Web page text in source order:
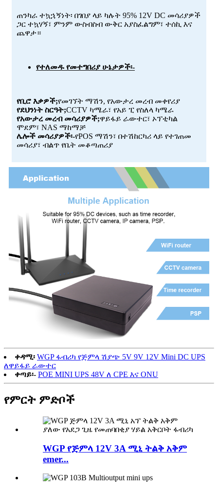
ጠንካራ ተኳኋኝነት፡ በገበያ ላይ ካሉት 95% 12V DC መሳሪያዎች
ጋር ተኳሃኝ፣ ምንም ውስብስብ ውቅር አያስፈልግም፣ ተሰኪ እና
ጨዋታ።
የተለመዱ የመተግበሪያ ሁኔታዎች፡-
የቢሮ እቃዎች;የመገኘት ማሽን, የአውታረ መረብ መቀየሪያ
የደህንነት ስርዓት;CCTV ካሜራ፣ የአይ ፒ የስለላ ካሜራ
የአውታረ መረብ መሳሪያዎች;ዋይፋይ ራውተር፣ ኦፕቲካል
ሞደም፣ NAS ማከማቻ
ሌሎች መሳሪያዎች፡-የPOS ማሽን፣ በተሽከርካሪ ላይ የተገጠመ
መሳሪያ፣ ብልጥ የቤት መቆጣጠሪያ
ቀዳሚ፡ WGP ፋብሪካ የጅምላ ሽያጭ 5V 9V 12V Mini DC UPS
ለዋይፋይ ራውተር
ቀጣይ፡- POE MINI UPS 48V ለ CPE እና ONU
የምርት ምድቦች
WGP የጅምላ 12V 3A ሚኒ ትልቅ አቅም
emer...